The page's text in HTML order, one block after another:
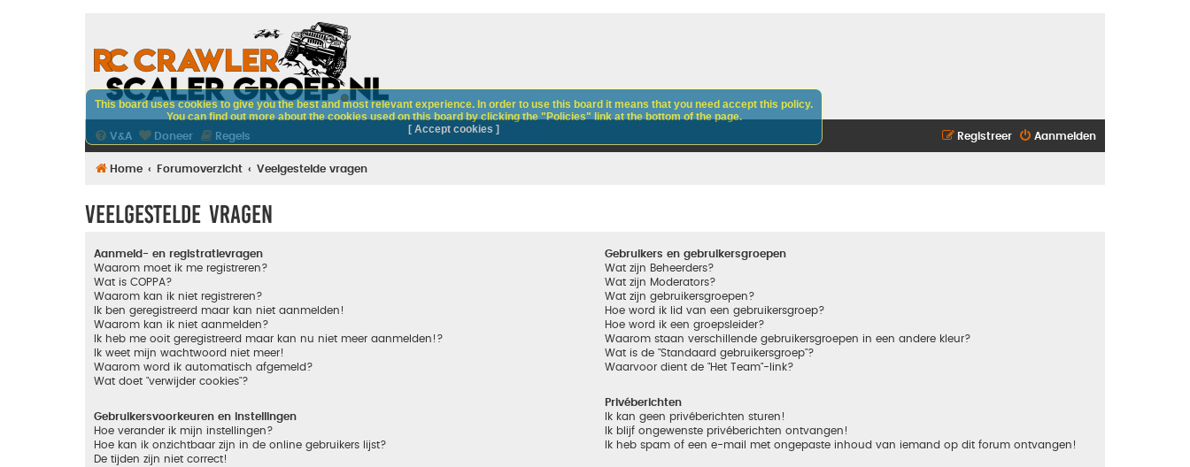
V&A Doneer Regels Aanmelden
Registreer
Home Forumoverzicht Veelgestelde vragen
Veelgestelde vragen
Aanmeld- en registratievragen
Waarom moet ik me registreren?
Wat is COPPA?
Waarom kan ik niet registreren?
Ik ben geregistreerd maar kan niet aanmelden!
Waarom kan ik niet aanmelden?
Ik heb me ooit geregistreerd maar kan nu niet meer aanmelden!?
Ik weet mijn wachtwoord niet meer!
Waarom word ik automatisch afgemeld?
Wat doet "verwijder cookies"?
Gebruikersvoorkeuren en instellingen
Hoe verander ik mijn instellingen?
Hoe kan ik onzichtbaar zijn in de online gebruikers lijst?
De tijden zijn niet correct!
Gebruikers en gebruikersgroepen
Wat zijn Beheerders?
Wat zijn Moderators?
Wat zijn gebruikersgroepen?
Hoe word ik lid van een gebruikersgroep?
Hoe word ik een groepsleider?
Waarom staan verschillende gebruikersgroepen in een andere kleur?
Wat is de "Standaard gebruikersgroep"?
Waarvoor dient de "Het Team"-link?
Privéberichten
Ik kan geen privéberichten sturen!
Ik blijf ongewenste privéberichten ontvangen!
Ik heb spam of een e-mail met ongepaste inhoud van iemand op dit forum ontvangen!
This board uses cookies to give you the best and most relevant experience. In order to use this board it means that you need accept this policy.
You can find out more about the cookies used on this board by clicking the "Policies" link at the bottom of the page.
[ Accept cookies ]